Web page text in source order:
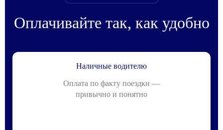
Оплачивайте так, как удобно
Наличные водителю
Оплата по факту поездки —
привычно и понятно